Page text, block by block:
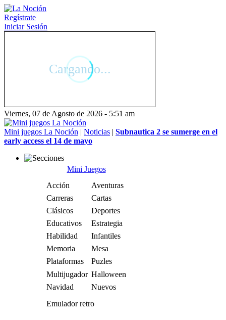
Regístrate
Iniciar Sesión
Viernes, 07 de Agosto de 2026 - 5:51 am
Mini juegos La Noción | Noticias | Subnautica 2 se sumerge en el
early access el 14 de mayo
Mini Juegos
Acción
Aventuras
Carreras
Cartas
Clásicos
Deportes
Educativos
Estrategia
Habilidad
Infantiles
Memoria
Mesa
Plataformas
Puzles
Multijugador Halloween
Navidad
Nuevos
Emulador retro